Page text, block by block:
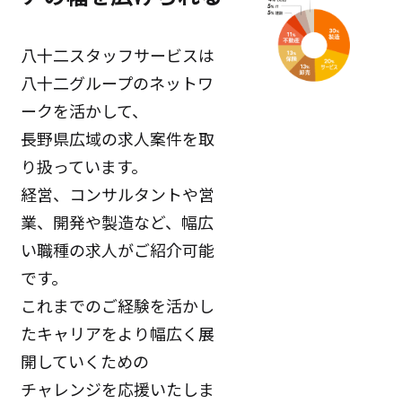
八十二スタッフサービスは
八十二グループのネットワ
ークを活かして、
長野県広域の求人案件を取
り扱っています。
経営、コンサルタントや営
業、開発や製造など、幅広
い職種の求人がご紹介可能
です。
これまでのご経験を活かし
たキャリアをより幅広く展
開していくための
チャレンジを応援いたしま